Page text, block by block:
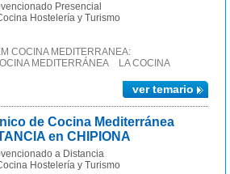
Presencial
Hostelería y Turismo
COCINA MEDITERRANEA:
MEDITERRÁNEA LA COCINA
ver temario
de Cocina Mediterránea
en CHIPIONA
a Distancia
Hostelería y Turismo